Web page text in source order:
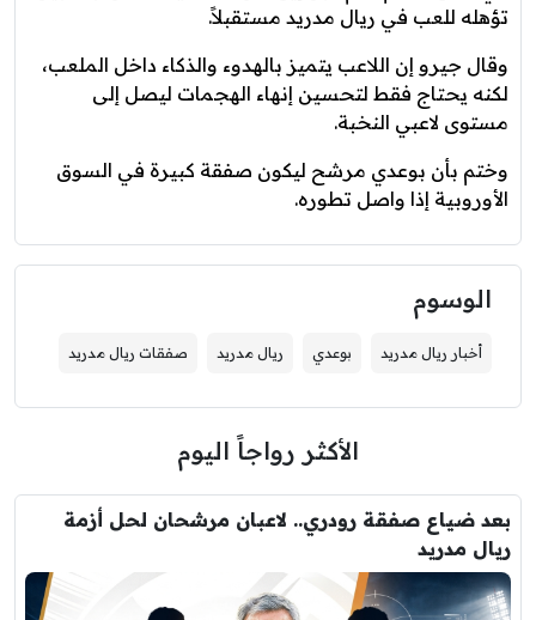
تؤهله للعب في ريال مدريد مستقبلاً.
وقال جيرو إن اللاعب يتميز بالهدوء والذكاء داخل الملعب،
لكنه يحتاج فقط لتحسين إنهاء الهجمات ليصل إلى
مستوى لاعبي النخبة.
وختم بأن بوعدي مرشح ليكون صفقة كبيرة في السوق
الأوروبية إذا واصل تطوره.
الوسوم
أخبار ريال مدريد بوعدي ريال مدريد صفقات ريال مدريد
الأكثر رواجاً اليوم
بعد ضياع صفقة رودري.. لاعبان مرشحان لحل أزمة
ريال مدريد